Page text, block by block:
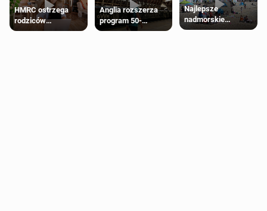
HMRC ostrzega
rodziców
pobierających Child
Anglia rozszerza
program 50-
procentowych
Najlepsze
nadmorskie
miasteczko blisko